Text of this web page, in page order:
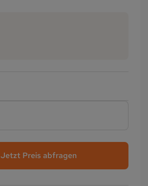
Jetzt Preis abfragen